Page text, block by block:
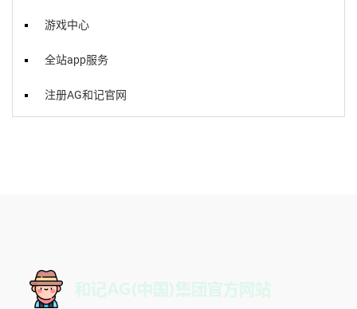
游戏中心
全站app服务
注册AG和记官网